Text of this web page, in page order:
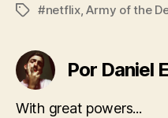
Tags#netflix,Army of the
Por Daniel
With great powers...